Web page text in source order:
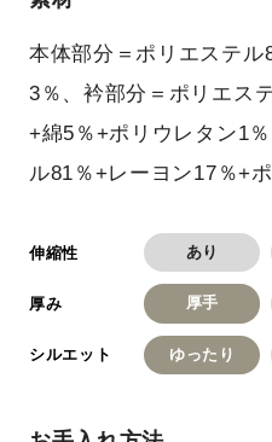
本体部分＝ポリエステ
3％、衿部分＝ポリエス
+綿5％+ポリウレタン1
ル81％+レーヨン17％+
伸縮性 あり
厚み 厚手
シルエット ゆったり